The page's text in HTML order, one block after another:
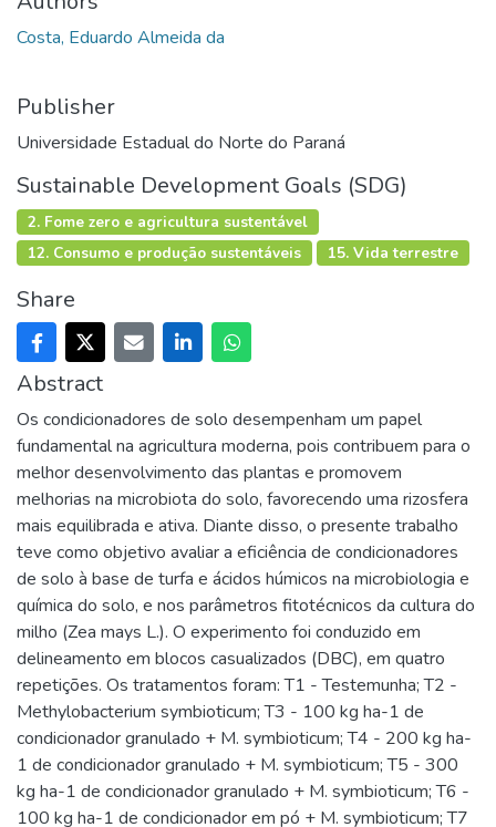
Costa, Eduardo Almeida da
Publisher
Universidade Estadual do Norte do Paraná
Sustainable Development Goals (SDG)
2. Fome zero e agricultura sustentável
12. Consumo e produção sustentáveis
15. Vida terrestre
Share
Abstract
Os condicionadores de solo desempenham um papel
fundamental na agricultura moderna, pois contribuem para o
melhor desenvolvimento das plantas e promovem
melhorias na microbiota do solo, favorecendo uma rizosfera
mais equilibrada e ativa. Diante disso, o presente trabalho
teve como objetivo avaliar a eficiência de condicionadores
de solo à base de turfa e ácidos húmicos na microbiologia e
química do solo, e nos parâmetros fitotécnicos da cultura do
milho (Zea mays L.). O experimento foi conduzido em
delineamento em blocos casualizados (DBC), em quatro
repetições. Os tratamentos foram: T1 - Testemunha; T2 -
Methylobacterium symbioticum; T3 - 100 kg ha-1 de
condicionador granulado + M. symbioticum; T4 - 200 kg ha-
1 de condicionador granulado + M. symbioticum; T5 - 300
kg ha-1 de condicionador granulado + M. symbioticum; T6 -
100 kg ha-1 de condicionador em pó + M. symbioticum; T7